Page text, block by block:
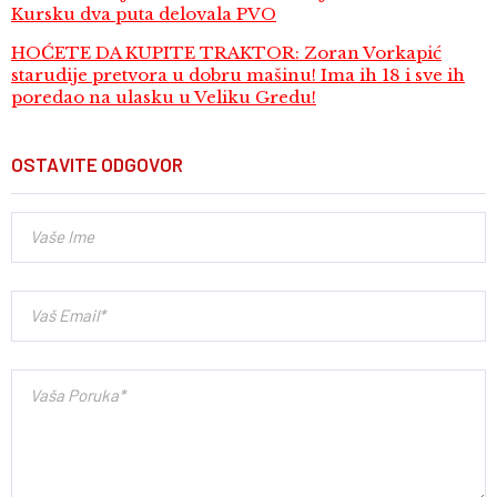
Kursku dva puta delovala PVO
HOĆETE DA KUPITE TRAKTOR: Zoran Vorkapić
starudije pretvora u dobru mašinu! Ima ih 18 i sve ih
poredao na ulasku u Veliku Gredu!
OSTAVITE ODGOVOR